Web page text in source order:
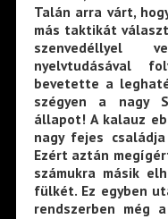
Talán arra várt,
más taktikát
szenvedéllyel
nyelvtudásával
bevetette a
szégyen a nagy
állapot! A kalauz
nagy fejes
Ezért aztán
számukra másik
fülkét. Ez egyben
rendszerben még